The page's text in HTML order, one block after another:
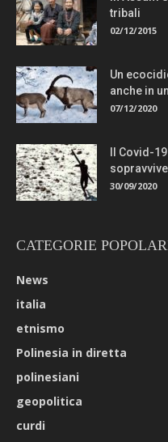
tribali
02/12/2015
Un
anche in
07/12/2020
Il Covid-
30/09/2020
CATEGORIE
News
italia
etnismo
Polinesia in diretta
polinesiani
geopolitica
curdi